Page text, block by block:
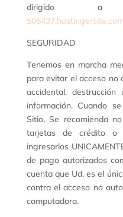
dirigido
SEGURIDAD
Tenemos en marcha
para evitar el acceso no
accidental,
información. Cuando
Sitio, Se recomienda
tarjetas de crédito o
ingresarlos
de pago autorizados
cuenta que Ud. es el
contra el acceso no
computadora.